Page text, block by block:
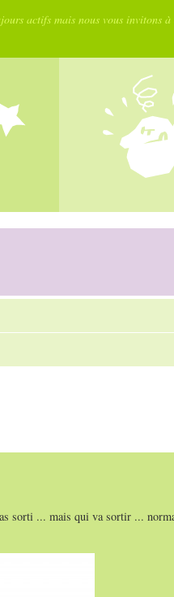
actifs mais nous vous invitons
sorti ... mais qui va sortir ...